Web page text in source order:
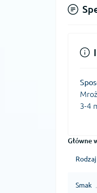
3-4
Główne
Smak